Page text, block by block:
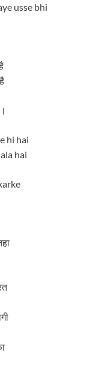
usse bhi
hi hai
hai